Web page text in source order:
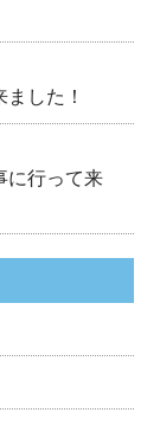
した！
に行って来